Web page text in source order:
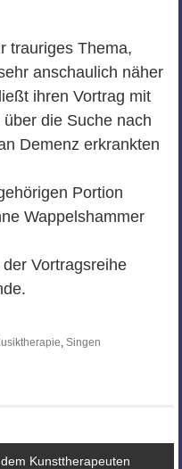
trauriges Thema,
anschaulich näher
ihren Vortrag mit
die Suche nach
Demenz erkrankten
Portion
Wappelshammer
Vortragsreihe
, Singen
Kunsttherapeuten